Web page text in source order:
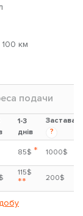
км
подачи
1-3
днів
Застава
?
85$ * 1000$
115$
** 200$